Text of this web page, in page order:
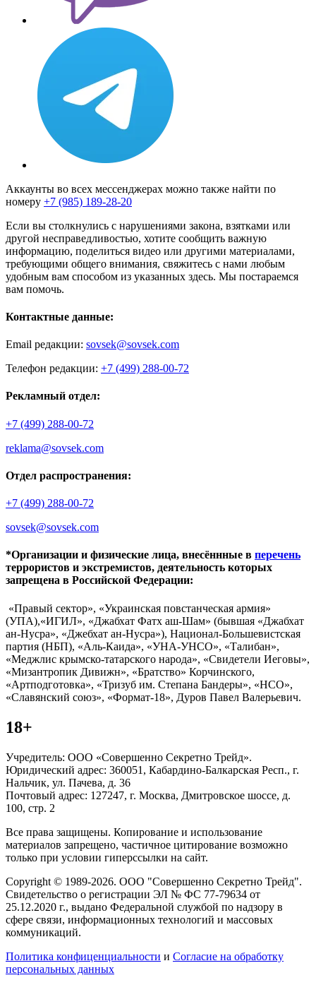
Аккаунты во всех мессенджерах можно также найти по
номеру +7 (985) 189-28-20
Если вы столкнулись с нарушениями закона, взятками или
другой несправедливостью, хотите сообщить важную
информацию, поделиться видео или другими материалами,
требующими общего внимания, свяжитесь с нами любым
удобным вам способом из указанных здесь. Мы постараемся
вам помочь.
Контактные данные:
Email редакции: sovsek@sovsek.com
Телефон редакции: +7 (499) 288-00-72
Рекламный отдел:
+7 (499) 288-00-72
reklama@sovsek.com
Отдел распространения:
+7 (499) 288-00-72
sovsek@sovsek.com
*Организации и физические лица, внесённные в перечень
террористов и экстремистов, деятельность которых
запрещена в Российской Федерации:
«Правый сектор», «Украинская повстанческая армия»
(УПА),«ИГИЛ», «Джабхат Фатх аш-Шам» (бывшая «Джабхат
ан-Нусра», «Джебхат ан-Нусра»), Национал-Большевистская
партия (НБП), «Аль-Каида», «УНА-УНСО», «Талибан»,
«Меджлис крымско-татарского народа», «Свидетели Иеговы»,
«Мизантропик Дивижн», «Братство» Корчинского,
«Артподготовка», «Тризуб им. Степана Бандеры», «НСО»,
«Славянский союз», «Формат-18», Дуров Павел Валерьевич.
18+
Учредитель: ООО «Совершенно Секретно Трейд».
Юридический адрес: 360051, Кабардино-Балкарская Респ., г.
Нальчик, ул. Пачева, д. 36
Почтовый адрес: 127247, г. Москва, Дмитровское шоссе, д.
100, стр. 2
Все права защищены. Копирование и использование
материалов запрещено, частичное цитирование возможно
только при условии гиперссылки на сайт.
Copyright © 1989-2026. ООО "Совершенно Секретно Трейд".
Свидетельство о регистрации ЭЛ № ФС 77-79634 от
25.12.2020 г., выдано Федеральной службой по надзору в
сфере связи, информационных технологий и массовых
коммуникаций.
Политика конфиценциальности и Согласие на обработку
персональных данных